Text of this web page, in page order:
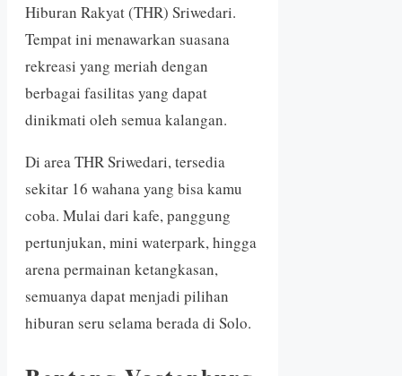
Hiburan Rakyat (THR) Sriwedari.
Tempat ini menawarkan suasana
rekreasi yang meriah dengan
berbagai fasilitas yang dapat
dinikmati oleh semua kalangan.
Di area THR Sriwedari, tersedia
sekitar 16 wahana yang bisa kamu
coba. Mulai dari kafe, panggung
pertunjukan, mini waterpark, hingga
arena permainan ketangkasan,
semuanya dapat menjadi pilihan
hiburan seru selama berada di Solo.